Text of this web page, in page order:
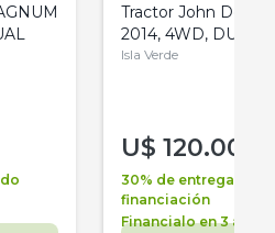
Tractor John Deere
2014, 4WD, DUAL
Isla Verde
U$ 120.000
30% de entrega +
financiación
Financialo en 3 años